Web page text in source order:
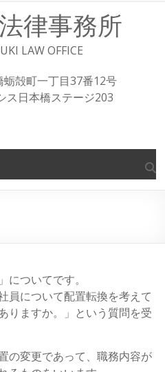
律事務所
LAW OFFICE
殻町一丁目37番12号
本橋ステージ203
についてです。
員について配置転換を考えて
りますか。」という質問を受
の変更であって、職務内容が